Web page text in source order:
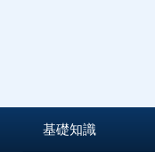
基礎知識